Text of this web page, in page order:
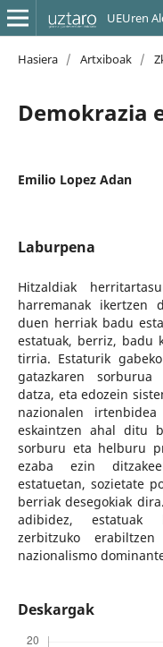
UEUren
Hasiera / Artxiboak /
Demokrazia
Emilio Lopez Adan
Laburpena
Hitzaldiak
harremanak ikertzen
duen herriak badu
estatuak, berriz, badu
tirria. Estaturik
gatazkaren
datza, eta edozein
nazionalen
eskaintzen ahal ditu
sorburu eta helburu
ezaba ezin
estatuetan, sozietate
berriak desegokiak
adibidez, estatuak
zerbitzuko
nazionalismo
Deskargak